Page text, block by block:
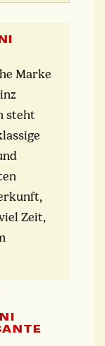
Marke
steht
Zeit,